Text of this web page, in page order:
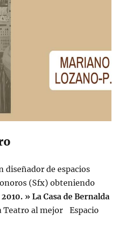
diseñador de espacios
(Sfx) obteniendo
2010. » La Casa de Bernalda
Teatro al mejor Espacio